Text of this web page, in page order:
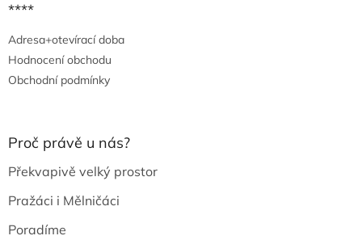
****
Adresa+otevírací doba
Hodnocení obchodu
Obchodní podmínky
Proč právě u nás?
Překvapivě velký prostor
Pražáci i Mělničáci
Poradíme